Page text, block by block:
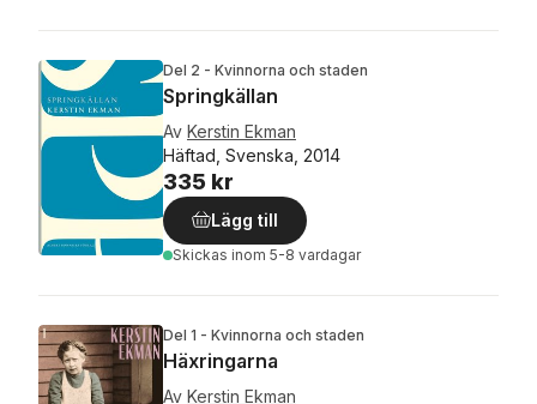
Del 2 - Kvinnorna och staden
Springkällan
Av Kerstin Ekman
Häftad, Svenska, 2014
335 kr
Lägg till
Skickas inom 5-8 vardagar
Del 1 - Kvinnorna och staden
Häxringarna
Av Kerstin Ekman